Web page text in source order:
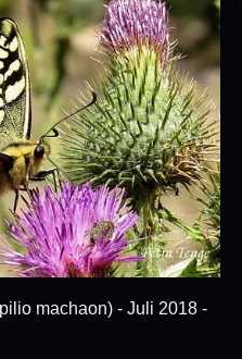
machaon) - Juli 2018 -